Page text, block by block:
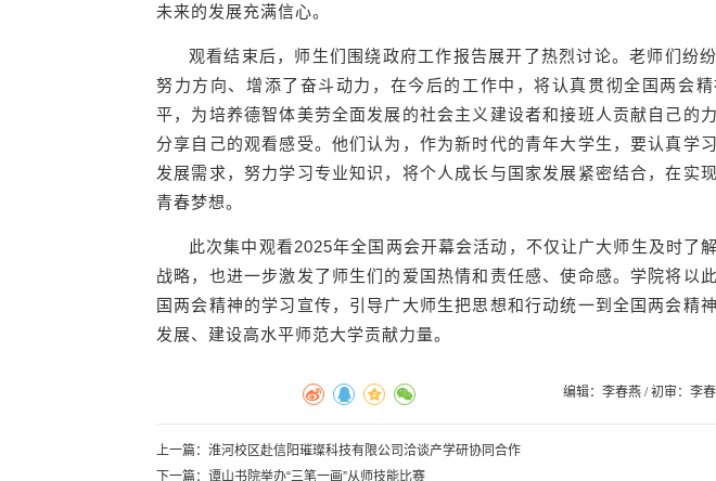
未来的发展充满信心。
观看结束后，师生们围绕政府工作报告展开了热烈讨论。老师们纷
努力方向、增添了奋斗动力，在今后的工作中，将认真贯彻全国两会
平，为培养德智体美劳全面发展的社会主义建设者和接班人贡献自己的
分享自己的观看感受。他们认为，作为新时代的青年大学生，要认真学
发展需求，努力学习专业知识，将个人成长与国家发展紧密结合，在实
青春梦想。
此次集中观看2025年全国两会开幕会活动，不仅让广大师生及时了
战略，也进一步激发了师生们的爱国热情和责任感、使命感。学院将以
国两会精神的学习宣传，引导广大师生把思想和行动统一到全国两会精
发展、建设高水平师范大学贡献力量。
编辑：李春燕 / 初审：
上一篇： 淮河校区赴信阳璀璨科技有限公司洽谈产学研协同合作
下一篇： 谭山书院举办“三笔一画”从师技能比赛